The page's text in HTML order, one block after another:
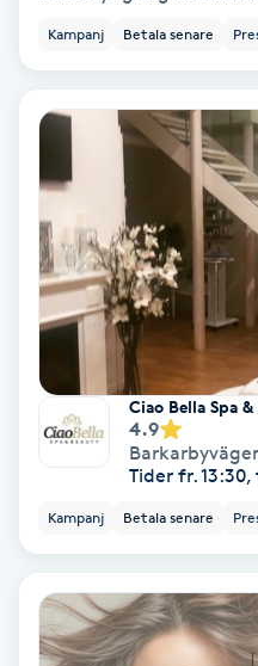
Nagelklippning
Nagelsvamp
Nageltrång
Nagelvård
Naglar borttagning
Naglar reparation
Naprapati
Navelpiercing
Ny frisyr
Kampanj Betala senare
Ciao Bella Spa
4.9
Tider fr. 13:30,
Kampanj Betala senare